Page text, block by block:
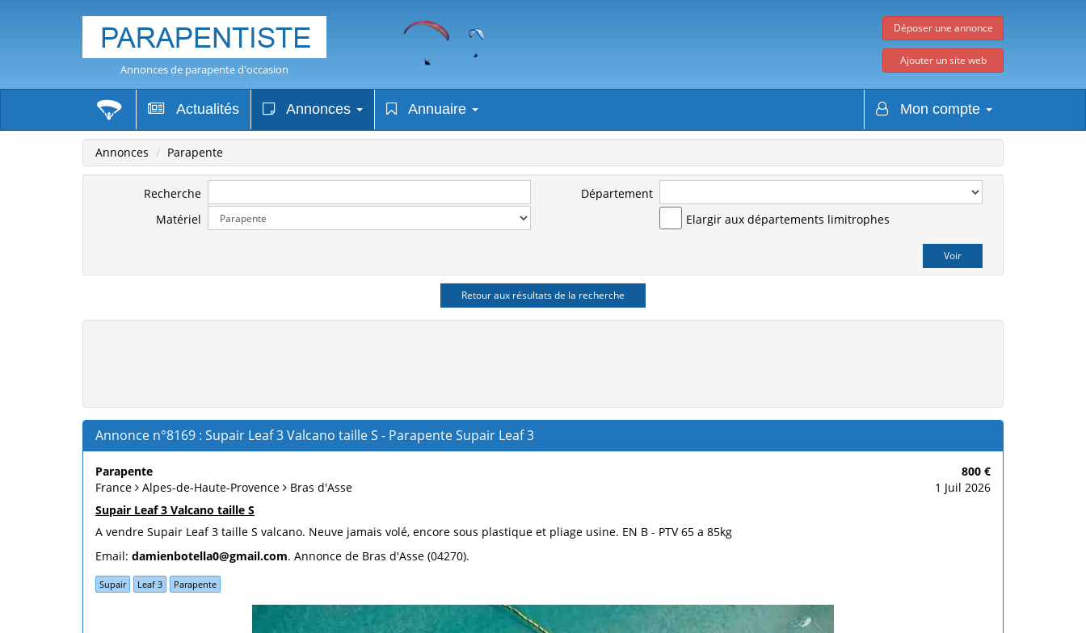
Annonces de parapente d'occasion
Déposer une annonce
Ajouter un site web
Actualités Annonces Annuaire Mon compte
Annonces Parapente
Recherche
Matériel
Département
Elargir aux départements limitrophes
Retour aux résultats de la recherche
Annonce n°8169 : Supair Leaf 3 Valcano taille S - Parapente Supair Leaf 3
Parapente
800 €
France
Alpes-de-Haute-Provence Bras d'Asse
1 Juil 2026
Supair Leaf 3 Valcano taille S
A vendre Supair Leaf 3 taille S valcano. Neuve jamais volé, encore sous plastique et pliage usine. EN B - PTV 65 a 85kg
Email: damienbotella0@gmail.com. Annonce de Bras d'Asse (04270).
Supair Leaf 3 Parapente